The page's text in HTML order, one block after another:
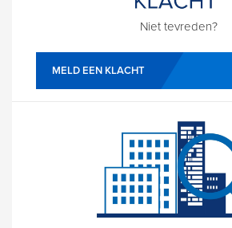
Niet tevreden?
MELD EEN KLACHT